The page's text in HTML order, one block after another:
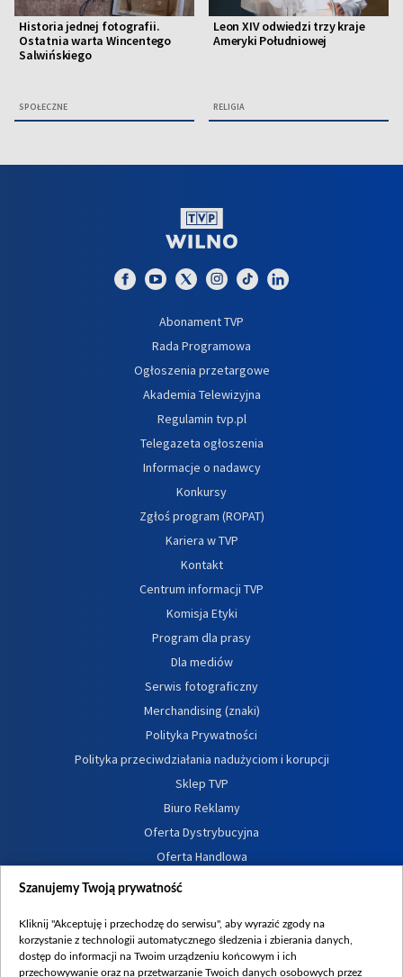
Historia jednej fotografii.
Ostatnia warta Wincentego
Salwińskiego
SPOŁECZNE
Leon XIV odwiedzi trzy kraje
Ameryki Południowej
RELIGIA
Abonament TVP
Rada Programowa
Ogłoszenia przetargowe
Akademia Telewizyjna
Regulamin tvp.pl
Telegazeta ogłoszenia
Informacje o nadawcy
Konkursy
Zgłoś program (ROPAT)
Kariera w TVP
Kontakt
Centrum informacji TVP
Komisja Etyki
Program dla prasy
Dla mediów
Serwis fotograficzny
Merchandising (znaki)
Polityka Prywatności
Polityka przeciwdziałania nadużyciom i korupcji
Sklep TVP
Biuro Reklamy
Oferta Dystrybucyjna
Oferta Handlowa
Dostępność
Procedura zgłoszeń wewnętrznych
Szanujemy Twoją prywatność
Kliknij "Akceptuję i przechodzę do serwisu", aby wyrazić zgody na
korzystanie z technologii automatycznego śledzenia i zbierania danych,
dostęp do informacji na Twoim urządzeniu końcowym i ich
przechowywanie oraz na przetwarzanie Twoich danych osobowych przez